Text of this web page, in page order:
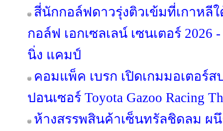
สี่นักกอล์ฟดาวรุ่งติวเข้มที่เกาหลีใ
กอล์ฟ เอกเซลเลน์ เซนเตอร์ 2026
นิ่ง แคมป์
คอมแพ็ค เบรก เปิดเกมมอเตอร์ส
ปอนเซอร์ Toyota Gazoo Racing
ห้างสรรพสินค้าเซ็นทรัลชิดลม ผนึ